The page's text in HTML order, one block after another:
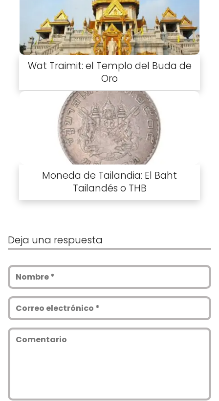
Wat Traimit: el Templo del Buda de
Oro
Moneda de Tailandia: El Baht
Tailandés o THB
Deja una respuesta